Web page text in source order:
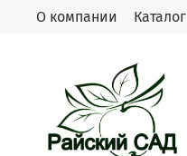
О компании Каталог